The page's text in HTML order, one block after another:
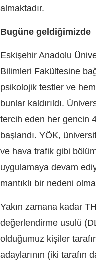
almaktadır.
Bugüne geldiğimizde
Eskişehir Anadolu
Bilimleri Fakültesine
psikolojik testler ve
bunlar kaldırıldı.
tercih eden her gencin
başlandı. YÖK,
ve hava trafik gibi
uygulamaya devam
mantıklı bir nedeni
Yakın zamana kadar
değerlendirme usulü
olduğumuz kişiler
adaylarının (iki tarafın